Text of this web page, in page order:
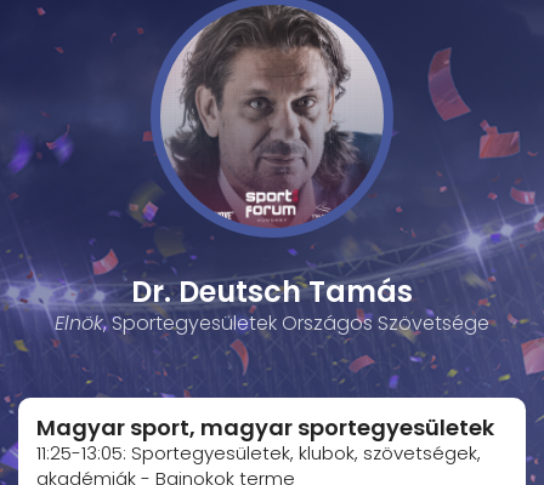
Dr. Deutsch Tamás
Elnök, Sportegyesületek Országos Szövetsége
Magyar sport, magyar sportegyesületek
11:25-13:05: Sportegyesületek, klubok, szövetségek,
akadémiák - Bajnokok terme